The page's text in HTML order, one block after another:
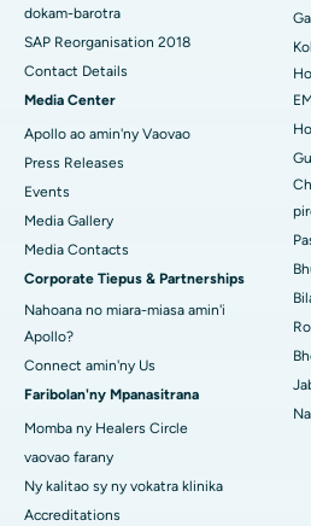
Hopitaly tsara indrindra any
Hopitaly tsara indrindra ao
Hopitaly tsara indrindra ao amin'ny
Hopitaly tsara indrindra any
Hopitaly tsara indrindra ao KK
Hopitaly tsara indrindra any Ramji
Hopitaly tsara indrindra ao amin'ny
Hopitaly tsara indrindra ao
Hopitaly homamiadan'ny vehivavy
Atsimo
dokam-barotra
SAP Reorganisation 2018
Contact Details
Media Center
Apollo ao amin'ny Vaovao
Press Releases
Events
Media Gallery
Media Contacts
Corporate Tiepus & Partnerships
Nahoana no miara-miasa amin'i
Apollo?
Connect amin'ny Us
Faribolan'ny Mpanasitrana
Momba ny Healers Circle
vaovao farany
Ny kalitao sy ny vokatra klinika
Accreditations